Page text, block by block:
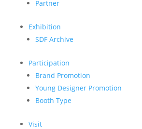
Partner
Exhibition
SDF Archive
Participation
Brand Promotion
Young Designer Promotion
Booth Type
Visit